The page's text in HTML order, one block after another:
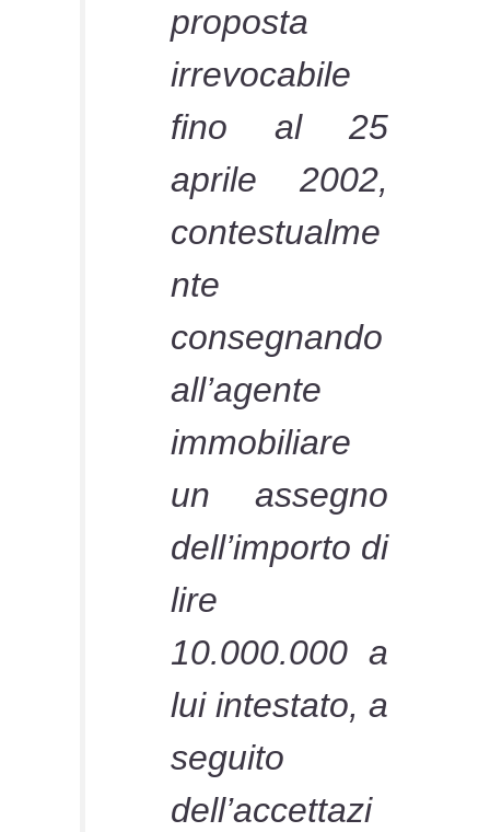
proposta
irrevocabile
fino al 25
aprile 2002,
contestualme
nte
consegnando
all’agente
immobiliare
un assegno
dell’importo di
lire
10.000.000 a
lui intestato, a
seguito
dell’accettazi